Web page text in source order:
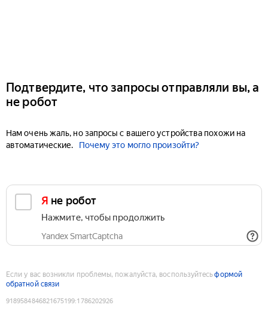
Подтвердите, что запросы отправляли вы, а
не робот
Нам очень жаль, но запросы с вашего устройства похожи на
автоматические.
Почему это могло произойти?
Я не робот
Нажмите, чтобы продолжить
Yandex SmartCaptcha
Если у вас возникли проблемы, пожалуйста, воспользуйтесьформой
обратной связи
9189584846821675199:1786202926